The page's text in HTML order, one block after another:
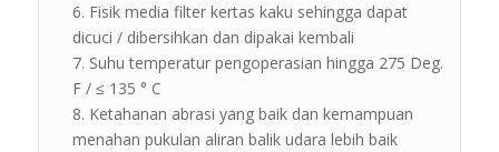
Fisik media filter kertas kaku sehingga dapat
dicuci / dibersihkan dan dipakai kembali
Suhu temperatur pengoperasian hingga 275 Deg.
F / ≤ 135 ° C
Ketahanan abrasi yang baik dan kemampuan
menahan pukulan aliran balik udara lebih baik